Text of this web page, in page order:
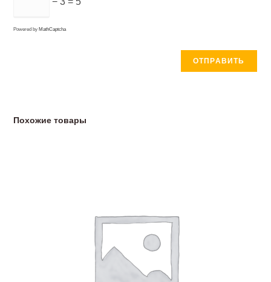
Powered by MathCaptcha
Похожие товары